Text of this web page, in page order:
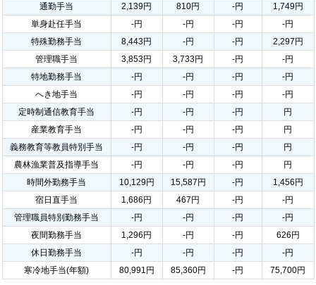
通勤手当
2,139円 810円 -円
1,749円
単身赴任手当
-円 -円 -円
-円
特殊勤務手当
8,443円 -円 -円
2,297円
管理職手当
3,853円 3,733円 -円
-円
特地勤務手当
-円 -円 -円
-円
へき地手当
-円 -円 -円
-円
定時制通信教育手当
-円 -円 -円
円
産業教育手当
-円 -円 -円
円
義務教育等教員特別手当
-円 -円 -円
円
農林漁業普及指導手当
-円 -円 -円
円
時間外勤務手当
10,129円 15,587円 -円
1,456円
宿日直手当
1,686円 467円 -円
-円
管理職員特別勤務手当
-円 -円 -円
-円
夜間勤務手当
1,296円 -円 -円
626円
休日勤務手当
-円 -円 -円
-円
寒冷地手当(年額)
80,991円 85,360円 -円 75,700円